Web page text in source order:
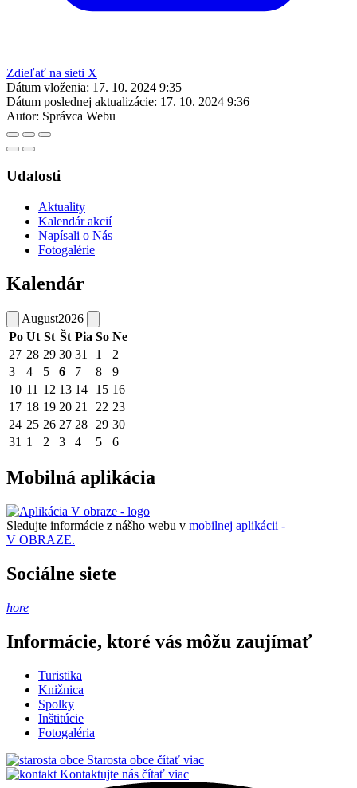
Zdieľať na sieti X
Dátum vloženia: 17. 10. 2024 9:35
Dátum poslednej aktualizácie: 17. 10. 2024 9:36
Autor: Správca Webu
Udalosti
Aktuality
Kalendár akcií
Napísali o Nás
Fotogalérie
Kalendár
August2026
Po Ut St Št Pia So Ne
27 28 29 30 31 1
2
3
4 5 6 7 8
9
10 11 12 13 14 15 16
17 18 19 20 21 22 23
24 25 26 27 28 29 30
31 1 2 3 4 5 6
Mobilná aplikácia
Sledujte informácie z nášho webu v mobilnej aplikácii -
V OBRAZE.
Sociálne siete
hore
Informácie, ktoré vás môžu zaujímať
Turistika
Knižnica
Spolky
Inštitúcie
Fotogaléria
Starosta obce čítať viac
Kontaktujte nás čítať viac